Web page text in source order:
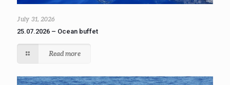
July 31, 2026
25.07.2026 – Ocean buffet
Read more